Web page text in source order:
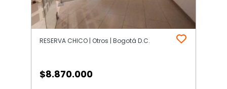
RESERVA CHICO | Otros | Bogotá D.C.
$8.870.000